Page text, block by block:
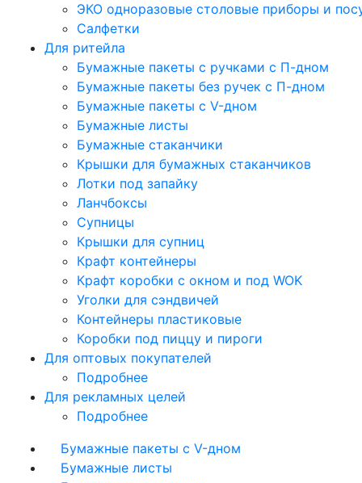
ЭКО одноразовые столовые приборы и
Салфетки
Для ритейла
Бумажные пакеты с ручками с П-дном
Бумажные пакеты без ручек с П-дном
Бумажные пакеты с V-дном
Бумажные листы
Бумажные стаканчики
Крышки для бумажных стаканчиков
Лотки под запайку
Ланчбоксы
Супницы
Крышки для супниц
Крафт контейнеры
Крафт коробки с окном и под WOK
Уголки для сэндвичей
Контейнеры пластиковые
Коробки под пиццу и пироги
Для оптовых покупателей
Подробнее
Для рекламных целей
Подробнее
Бумажные пакеты с V-дном
Бумажные листы